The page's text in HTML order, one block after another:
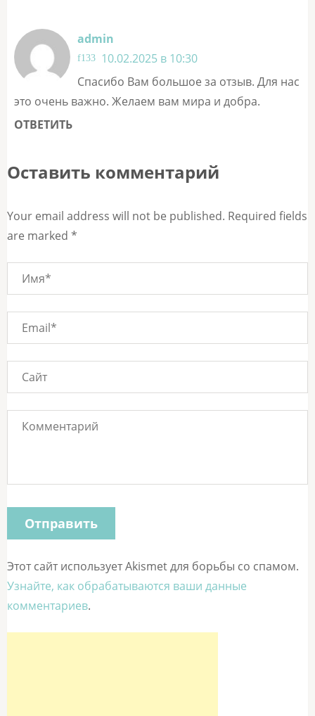
admin
10.02.2025 в 10:30
Спасибо Вам большое за отзыв. Для нас
это очень важно. Желаем вам мира и добра.
ОТВЕТИТЬ
Оставить комментарий
Your email address will not be published. Required fields
are marked *
Этот сайт использует Akismet для борьбы со спамом.
Узнайте, как обрабатываются ваши данные
комментариев.